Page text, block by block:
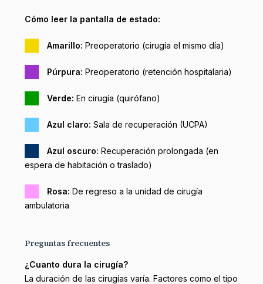
Cómo leer la pantalla de estado:
Amarillo: Preoperatorio (cirugía el mismo día)
Púrpura: Preoperatorio (retención hospitalaria)
Verde: En cirugía (quirófano)
Azul claro: Sala de recuperación (UCPA)
Azul oscuro: Recuperación prolongada (en
espera de habitación o traslado)
Rosa: De regreso a la unidad de cirugía
ambulatoria
Preguntas frecuentes
¿Cuanto dura la cirugía?
La duración de las cirugías varía. Factores como el tipo